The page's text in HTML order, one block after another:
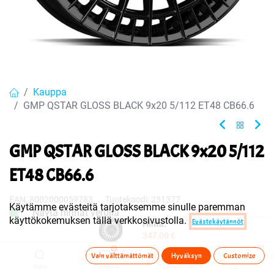
Hinta:
347,00 €
0
Toivelista Tuoteryhmä(t)
Kauppa
GMP QSTAR GLOSS BLACK 9x20 5/112 ET48 CB66.6
GMP QSTAR GLOSS BLACK 9x20 5/112
ET48 CB66.6
EAN: 8002000059783 Tuotekoodi: 251377
Näytä hinnat verolla
Sisältää ALV:n
Käytämme evästeitä tarjotaksemme sinulle paremman
käyttökokemuksen tällä verkkosivustolla.
Evästekäytännöt
Vain välttämättömät Hyväksyn Customize